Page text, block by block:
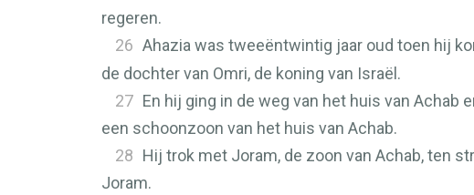
regeren.
26 Ahazia was tweeëntwintig jaar oud toen hij
de dochter van Omri, de koning van Israël.
27 En hij ging in de weg van het huis van Achab
een schoonzoon van het huis van Achab.
28 Hij trok met Joram, de zoon van Achab, ten
Joram.